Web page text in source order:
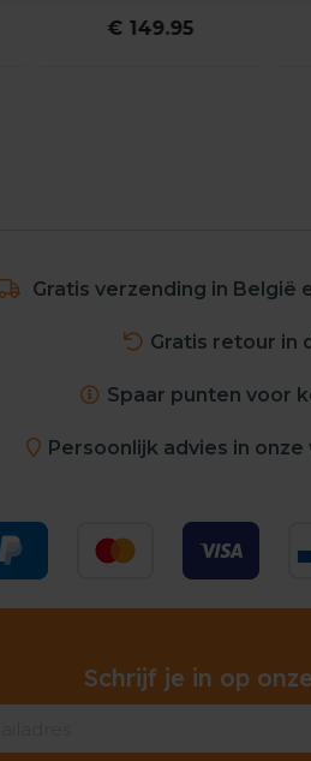
€ 149.95
Gratis verzending in België
Gratis retour in
Spaar punten voor
Persoonlijk advies in
Schrijf je in op